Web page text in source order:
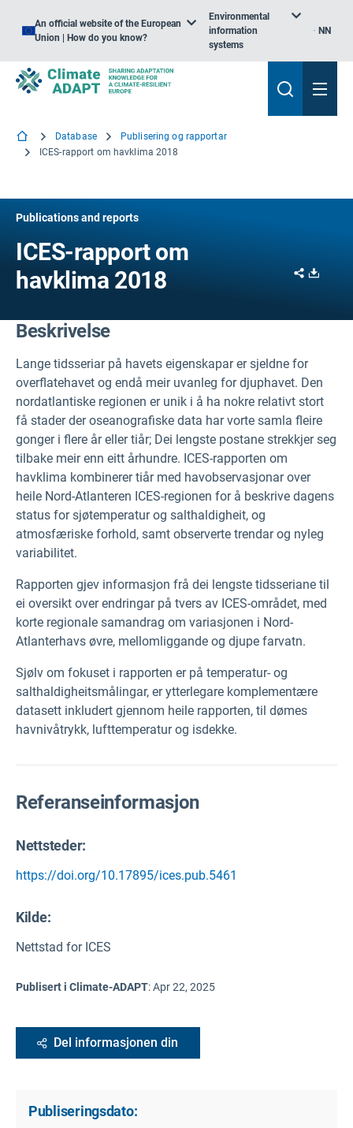
An official website of the European
Union | How do you know?
Environmental
information
systems
NN
Database
Publisering og rapportar
ICES-rapport om havklima 2018
Publications and reports
ICES-rapport om
havklima 2018
Share
Beskrivelse
Lange tidsseriar på havets eigenskapar er sjeldne for
overflatehavet og endå meir uvanleg for djuphavet. Den
nordatlantiske regionen er unik i å ha nokre relativt stort
få stader der oseanografiske data har vorte samla fleire
gonger i flere år eller tiår; Dei lengste postane strekkjer seg
tilbake meir enn eitt århundre. ICES-rapporten om
havklima kombinerer tiår med havobservasjonar over
heile Nord-Atlanteren ICES-regionen for å beskrive dagens
status for sjøtemperatur og salthaldigheit, og
atmosfæriske forhold, samt observerte trendar og nyleg
variabilitet.
Rapporten gjev informasjon frå dei lengste tidsseriane til
ei oversikt over endringar på tvers av ICES-området, med
korte regionale samandrag om variasjonen i Nord-
Atlanterhavs øvre, mellomliggande og djupe farvatn.
Sjølv om fokuset i rapporten er på temperatur- og
salthaldigheitsmålingar, er ytterlegare komplementære
datasett inkludert gjennom heile rapporten, til dømes
havnivåtrykk, lufttemperatur og isdekke.
Referanseinformasjon
Nettsteder:
https://doi.org/10.17895/ices.pub.5461
Kilde:
Nettstad for ICES
Publisert i Climate-ADAPT:Apr 22, 2025
Del informasjonen din
Publiseringsdato: